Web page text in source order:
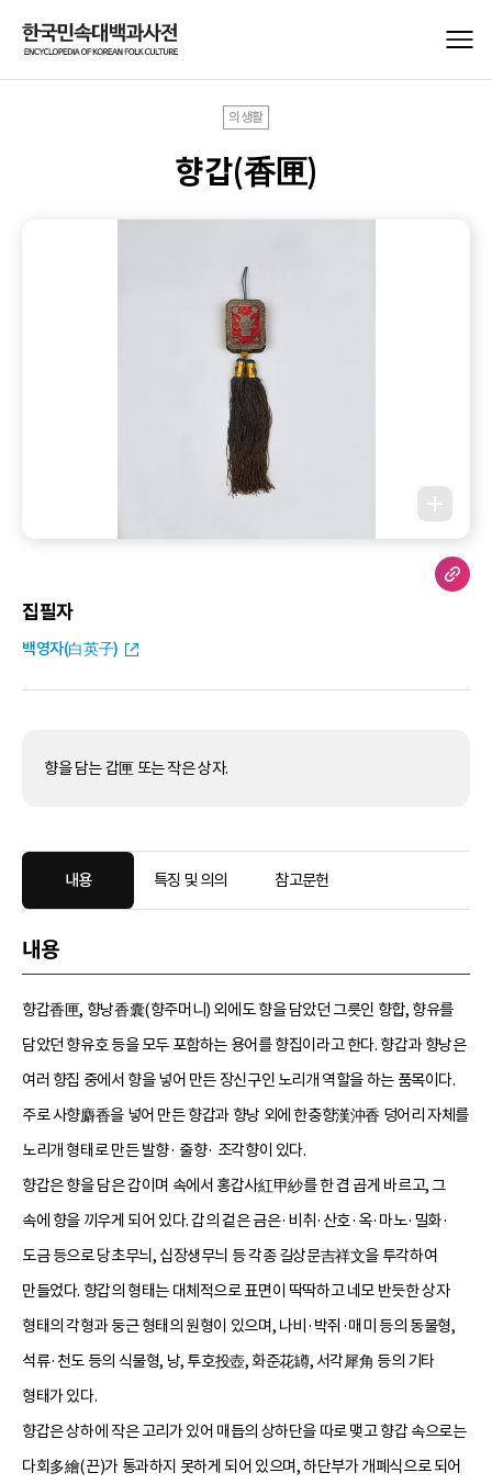
의생활
향갑(香匣)
집필자
백영자(白英子)
향을 담는 갑匣 또는 작은 상자.
내용 특징 및 의의 참고문헌
내용
향갑香匣, 향낭香囊(향주머니) 외에도 향을 담았던 그릇인 향합, 향유를
담았던 향유호 등을 모두 포함하는 용어를 향집이라고 한다. 향갑과 향낭은
여러 향집 중에서 향을 넣어 만든 장신구인 노리개 역할을 하는 품목이다.
주로 사향麝香을 넣어 만든 향갑과 향낭 외에 한충향漢沖香 덩어리 자체를
노리개 형태로 만든 발향· 줄향· 조각향이 있다.
향갑은 향을 담은 갑이며 속에서 홍갑사紅甲紗를 한 겹 곱게 바르고, 그
속에 향을 끼우게 되어 있다. 갑의 겉은 금은·비취·산호·옥·마노·밀화·
도금 등으로 당초무늬, 십장생무늬 등 각종 길상문吉祥文을 투각하여
만들었다. 향갑의 형태는 대체적으로 표면이 딱딱하고 네모 반듯한 상자
형태의 각형과 둥근 형태의 원형이 있으며, 나비·박쥐·매미 등의 동물형,
석류·천도 등의 식물형, 낭, 투호投壺, 화준花罇, 서각犀角 등의 기타
형태가 있다.
향갑은 상하에 작은 고리가 있어 매듭의 상하단을 따로 맺고 향갑 속으로는
다회多繪(끈)가 통과하지 못하게 되어 있으며, 하단부가 개폐식으로 되어